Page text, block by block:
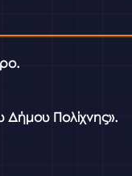
Δήμου Πολίχνης».